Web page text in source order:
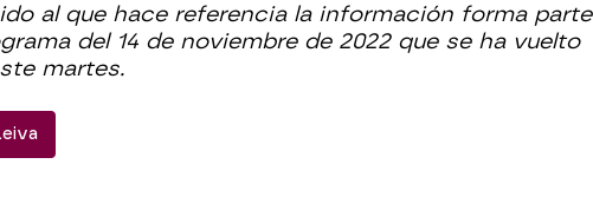
al que hace referencia la información forma parte
del 14 de noviembre de 2022 que se ha vuelto
martes.